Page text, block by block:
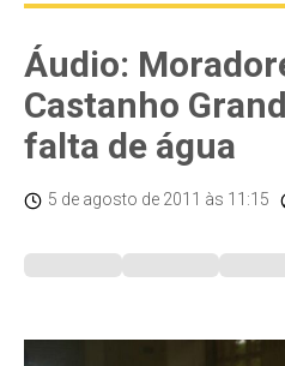
Áudio:
Castanho
falta de água
5 de agosto de 2011 às 11:15